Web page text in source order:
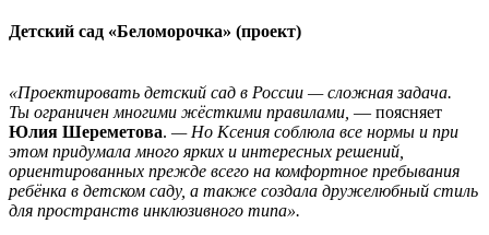
Детский сад «Беломорочка» (проект)
«Проектировать детский сад в России — сложная задача.
Ты ограничен многими жёсткими правилами, — поясняет
Юлия Шереметова. — Но Ксения соблюла все нормы и при
этом придумала много ярких и интересных решений,
ориентированных прежде всего на комфортное пребывания
ребёнка в детском саду, а также создала дружелюбный стиль
для пространств инклюзивного типа».